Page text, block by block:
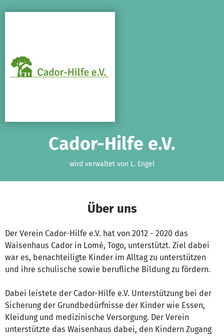
Cador-Hilfe e.V.
wird verwaltet von L. Engel
Über uns
Der Verein Cador-Hilfe e.V. hat von 2012 - 2020 das
Waisenhaus Cador in Lomé, Togo, unterstützt. Ziel dabei
war es, benachteiligte Kinder im Alltag zu unterstützen
und ihre schulische sowie berufliche Bildung zu fördern.
Dabei leistete der Cador-Hilfe e.V. Unterstützung bei der
Sicherung der Grundbedürfnisse der Kinder wie Essen,
Kleidung und medizinische Versorgung. Der Verein
unterstützte das Waisenhaus dabei, den Kindern Zugang